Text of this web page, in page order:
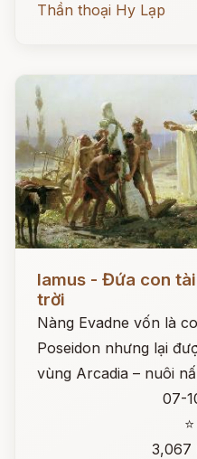
Thần thoại Hy Lạp
Iamus - Đứa con
trời
Nàng Evadne vốn là
Poseidon nhưng lại
vùng Arcadia – nuôi
07-
3,067